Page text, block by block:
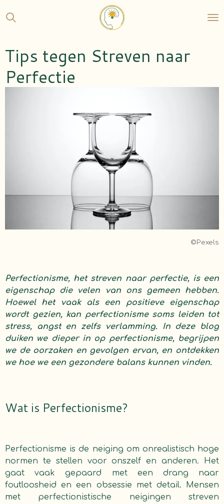
direct
hoofdinhoud
Tips tegen Streven naar
Perfectie
©Pexels
Perfectionisme, het streven naar perfectie, is een
eigenschap die velen van ons gemeen hebben.
Hoewel het vaak als een positieve eigenschap
wordt gezien, kan perfectionisme soms leiden tot
stress, angst en zelfs verlamming. In deze blog
duiken we dieper in op perfectionisme, begrijpen
we de oorzaken en gevolgen ervan, en ontdekken
we hoe we een gezondere balans kunnen vinden.
Wat is Perfectionisme?
Perfectionisme is de neiging om onrealistisch hoge
normen te stellen voor onszelf en anderen. Het
gaat vaak gepaard met een drang naar
foutloosheid en een obsessie met detail. Mensen
met perfectionistische neigingen streven